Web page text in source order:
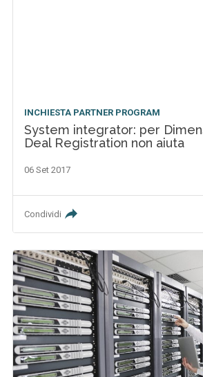
INCHIESTA PARTNER PROGRAM
System integrator: per
Deal Registration non aiuta
06 Set 2017
Condividi